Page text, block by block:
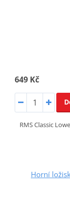
649 Kč
RMS Classic
Horní